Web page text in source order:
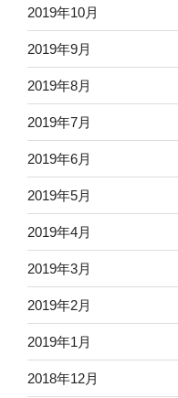
2019年10月
2019年9月
2019年8月
2019年7月
2019年6月
2019年5月
2019年4月
2019年3月
2019年2月
2019年1月
2018年12月